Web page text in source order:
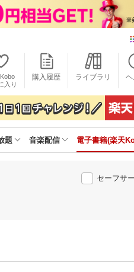
入り
購入履歴 ライブラリ
題 音楽配信 電子書籍(楽天
セーフサ